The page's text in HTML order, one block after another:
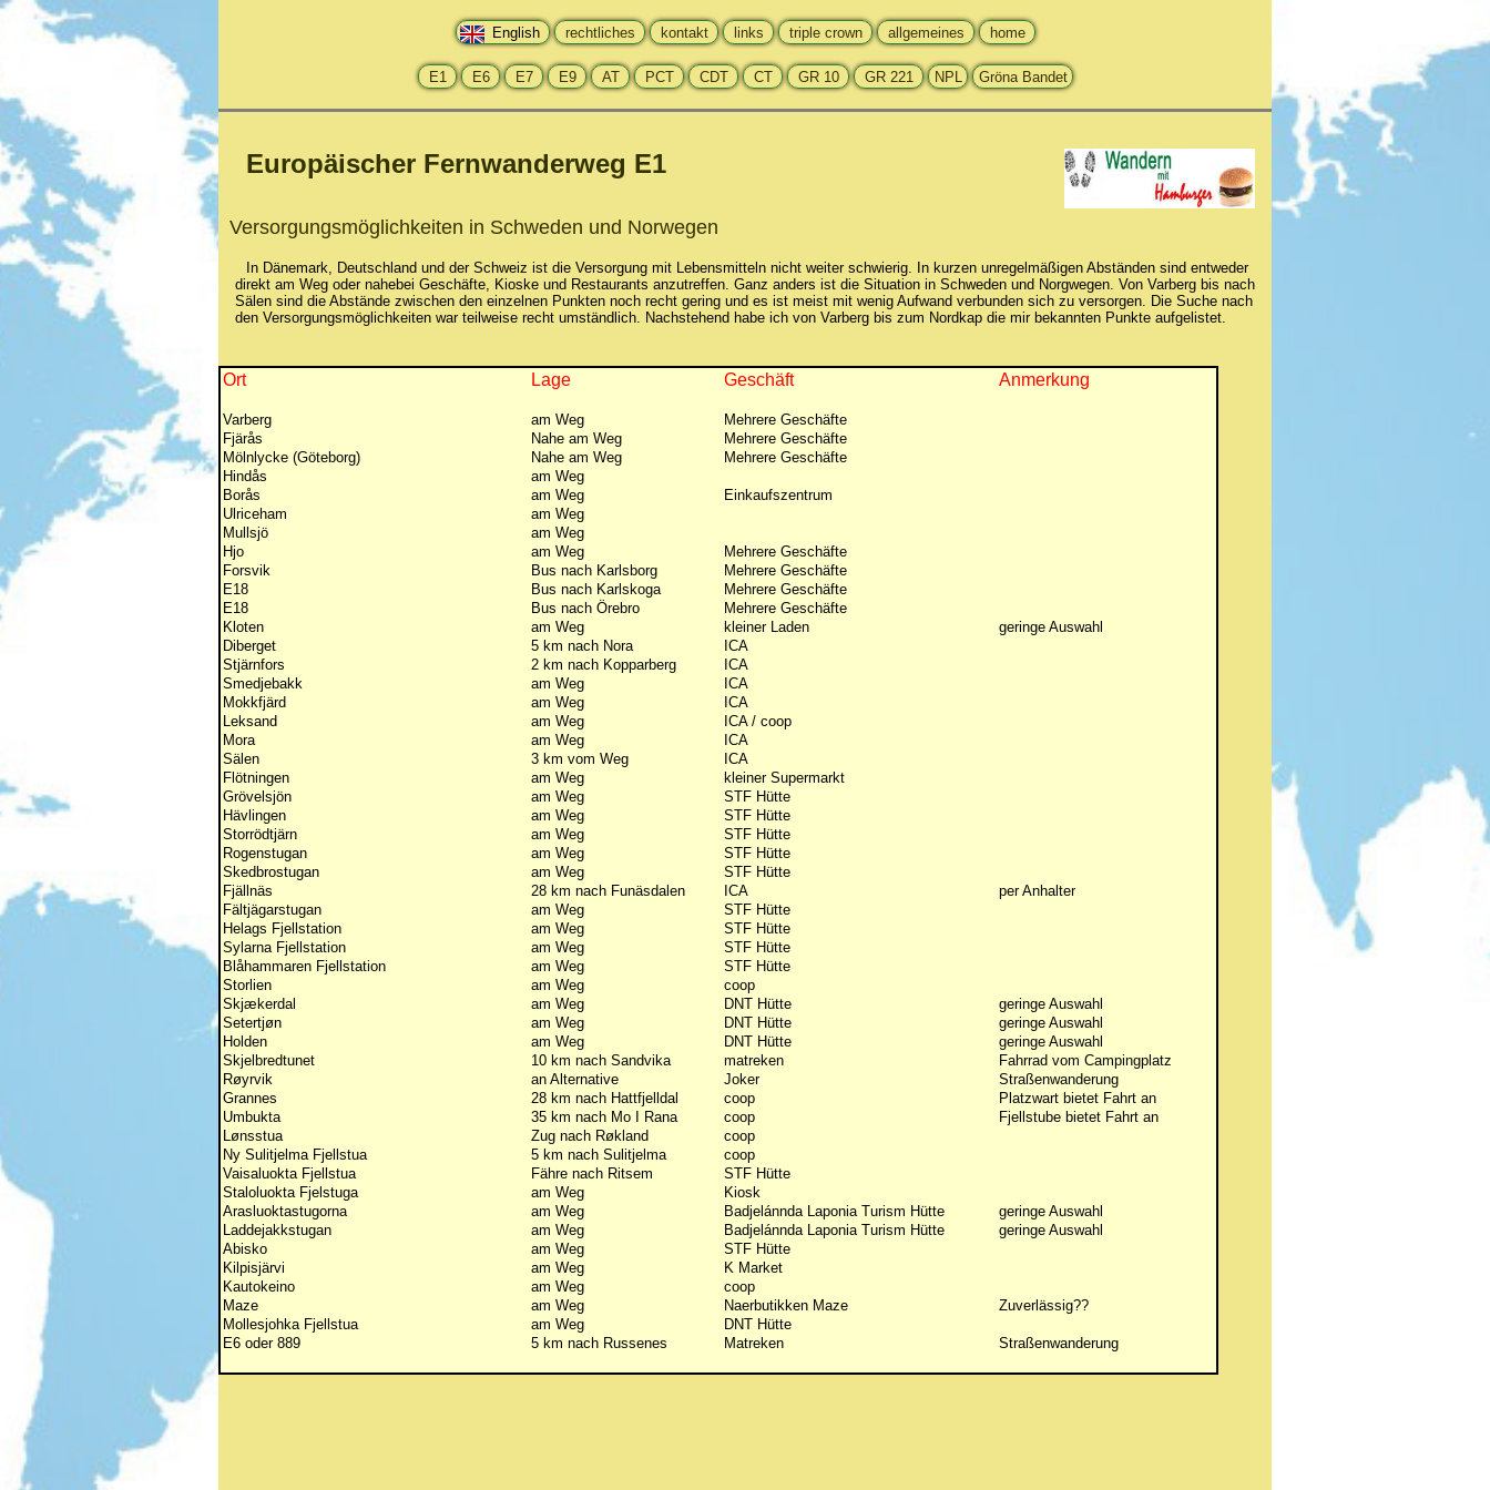
Europäischer Fernwanderweg E1
Versorgungsmöglichkeiten in Schweden und Norwegen
In Dänemark, Deutschland und der Schweiz ist die Versorgung mit Lebensmitteln nicht weiter schwierig. In kurzen unregelmäßigen Abständen sind entweder
direkt am Weg oder nahebei Geschäfte, Kioske und Restaurants anzutreffen. Ganz anders ist die Situation in Schweden und Norgwegen. Von Varberg bis nach
Sälen sind die Abstände zwischen den einzelnen Punkten noch recht gering und es ist meist mit wenig Aufwand verbunden sich zu versorgen. Die Suche nach
den Versorgungsmöglichkeiten war teilweise recht umständlich. Nachstehend habe ich von Varberg bis zum Nordkap die mir bekannten Punkte aufgelistet.
Ort Lage Geschäft Anmerkung
Varberg am Weg
Mehrere Geschäfte
Fjärås
Nahe am Weg
Mehrere Geschäfte
Mölnlycke (Göteborg)
Nahe am Weg
Mehrere Geschäfte
Hindås
am Weg
Borås
am Weg
Einkaufszentrum
Ulriceham
am Weg
Mullsjö
am Weg
Hjo
am Weg
Mehrere Geschäfte
Forsvik
Bus nach Karlsborg
Mehrere Geschäfte
E18
Bus nach Karlskoga
Mehrere Geschäfte
E18
Bus nach Örebro
Mehrere Geschäfte
Kloten
am Weg kleiner Laden
geringe Auswahl
Diberget
5 km nach Nora
ICA
Stjärnfors
2 km nach Kopparberg
ICA
Smedjebakk
am Weg
ICA
Mokkfjärd
am Weg
ICA
Leksand
am Weg
ICA / coop
Mora
am Weg
ICA
Sälen
3 km vom Weg
ICA
Flötningen
am Weg
kleiner Supermarkt
Grövelsjön
am Weg
STF Hütte
Hävlingen
am Weg
STF Hütte
Storrödtjärn
am Weg
STF Hütte
Rogenstugan
am Weg
STF Hütte
Skedbrostugan
am Weg
STF Hütte
Fjällnäs
28 km nach Funäsdalen ICA
per Anhalter
Fältjägarstugan
am Weg
STF Hütte
Helags Fjellstation
am Weg
STF Hütte
Sylarna Fjellstation
am Weg
STF Hütte
Blåhammaren Fjellstation
am Weg
STF Hütte
Storlien
am Weg
coop
Skjækerdal
am Weg DNT Hütte
geringe Auswahl
Setertjøn
am Weg DNT Hütte
geringe Auswahl
Holden
am Weg DNT Hütte
geringe Auswahl
Skjelbredtunet
10 km nach Sandvika matreken
Fahrrad vom Campingplatz
Røyrvik
an Alternative Joker
Straßenwanderung
Grannes
28 km nach Hattfjelldal coop
Platzwart bietet Fahrt an
Umbukta
35 km nach Mo I Rana coop
Fjellstube bietet Fahrt an
Lønsstua
Zug nach Røkland
coop
Ny Sulitjelma Fjellstua
5 km nach Sulitjelma
coop
Vaisaluokta Fjellstua
Fähre nach Ritsem
STF Hütte
Staloluokta Fjelstuga
am Weg
Kiosk
Arasluoktastugorna
am Weg Badjelánnda Laponia Turism Hütte
geringe Auswahl
Laddejakkstugan
am Weg Badjelánnda Laponia Turism Hütte
geringe Auswahl
Abisko
am Weg
STF Hütte
Kilpisjärvi
am Weg
K Market
Kautokeino
am Weg
coop
Maze
am Weg Naerbutikken Maze
Zuverlässig??
Mollesjohka Fjellstua
am Weg
DNT Hütte
E6 oder 889
5 km nach Russenes Matreken Straßenwanderung